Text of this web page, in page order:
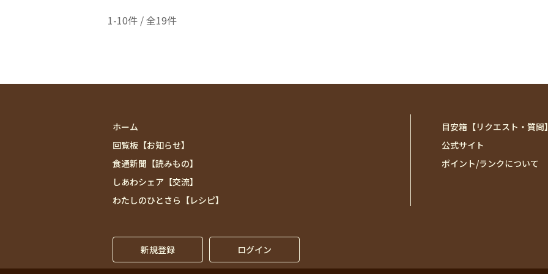
1-10件 / 全19件
ホーム
回覧板【お知らせ】
食通新聞【読みもの】
しあわシェア【交流】
わたしのひとさら【レシピ】
目安箱【リクエスト・質問】
公式サイト
ポイント/ランクについて
新規登録 ログイン